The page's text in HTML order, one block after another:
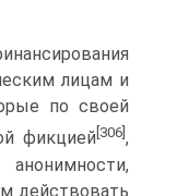
лицам и
по своей
фикцией [306] ,
действовать